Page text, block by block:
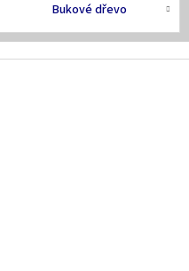
Bukové dřevo